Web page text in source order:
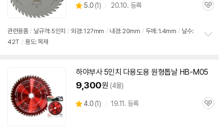
별
5.0 (상
1) 20.10. 등록
관
관련용품 / 날규격: 5인치 / 외경: 127mm / 내경: 20mm / 두께: 1.4mm / 날수:
42T / 용도: 목재
하야부사 5인치 다용도용 원형톱날HB-M05
9,300원 (4몰)
별
4.0 (상
1) 19.11. 등록
관